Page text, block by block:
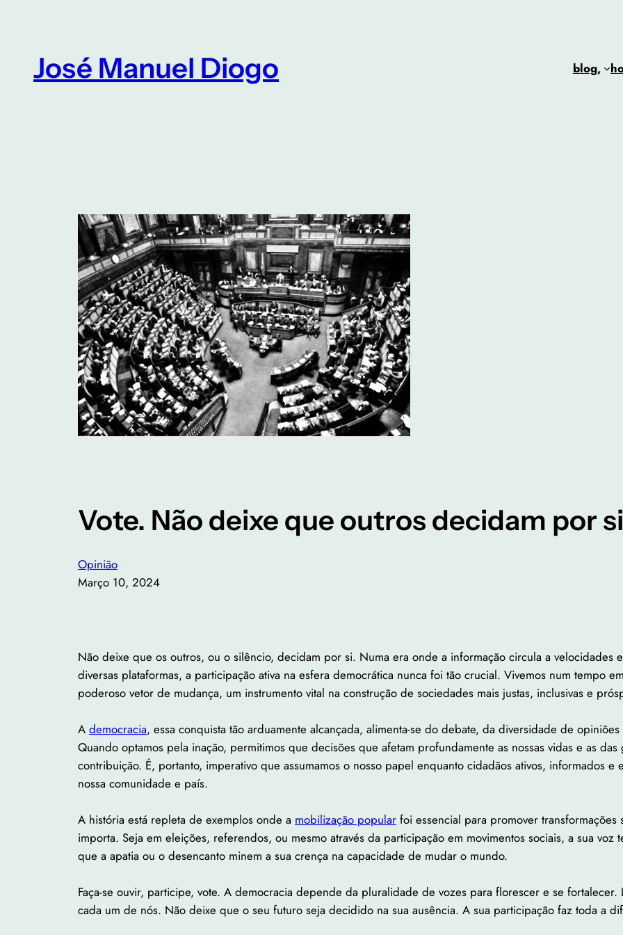
conteúdoJosé Manuel Diogo blog,
Vote. Não deixe que outros decidam por
Opinião
Março 10, 2024
Não deixe que os outros, ou o silêncio, decidam por si. Numa era onde a informação circula a velocidades
diversas plataformas, a participação ativa na esfera democrática nunca foi tão crucial. Vivemos num tempo
poderoso vetor de mudança, um instrumento vital na construção de sociedades mais justas, inclusivas e
A democracia, essa conquista tão arduamente alcançada, alimenta-se do debate, da diversidade de
Quando optamos pela inação, permitimos que decisões que afetam profundamente as nossas vidas e as das
contribuição. É, portanto, imperativo que assumamos o nosso papel enquanto cidadãos ativos, informados
nossa comunidade e país.
A história está repleta de exemplos onde a mobilização popular foi essencial para promover
importa. Seja em eleições, referendos, ou mesmo através da participação em movimentos sociais, a sua
que a apatia ou o desencanto minem a sua crença na capacidade de mudar o mundo.
Faça-se ouvir, participe, vote. A democracia depende da pluralidade de vozes para florescer e se fortalecer.
cada um de nós. Não deixe que o seu futuro seja decidido na sua ausência. A sua participação faz toda a